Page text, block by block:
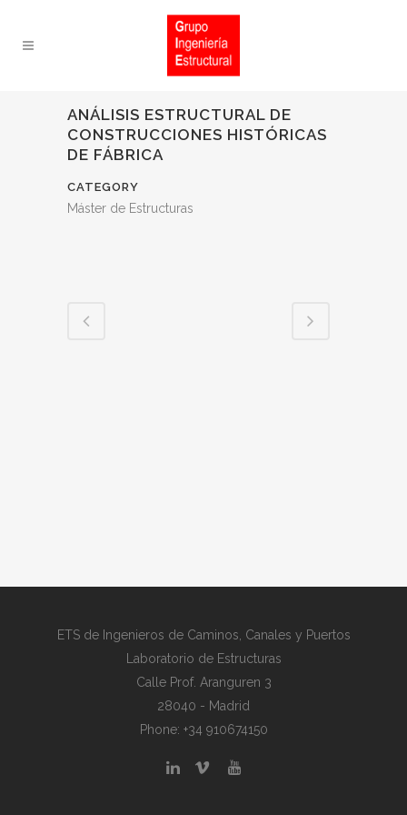
ANÁLISIS ESTRUCTURAL DE
CONSTRUCCIONES HISTÓRICAS
DE FÁBRICA
CATEGORY
Máster de Estructuras
ETS de Ingenieros de Caminos, Canales y Puertos
Laboratorio de Estructuras
Calle Prof. Aranguren 3
28040 - Madrid
Phone: +34 910674150